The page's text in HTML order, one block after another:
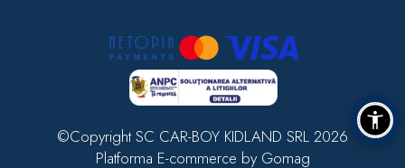
©Copyright SC CAR-BOY KIDLAND SRL 2026
Platforma E-commerce by Gomag